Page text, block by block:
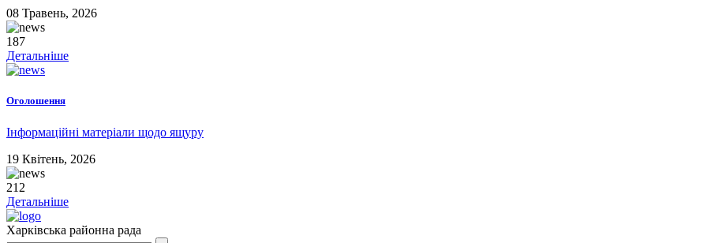
08 Травень, 2026
187
Детальніше
Оголошення
Інформаційні матеріали щодо ящуру
19 Квітень, 2026
212
Детальніше
Харківська районна рада